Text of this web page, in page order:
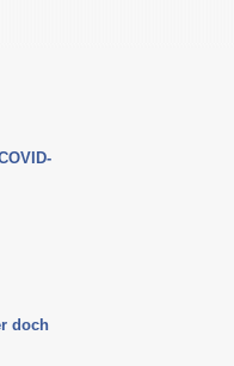
doch